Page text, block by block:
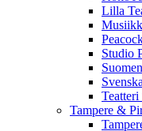
Lilla
Studio
Teatteri
Tampere &